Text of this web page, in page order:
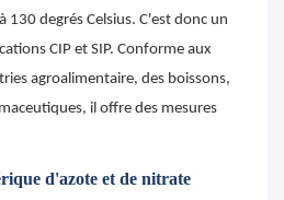
degrés Celsius. C'est donc un
CIP et SIP. Conforme aux
agroalimentaire, des boissons,
il offre des mesures
d'azote et de nitrate